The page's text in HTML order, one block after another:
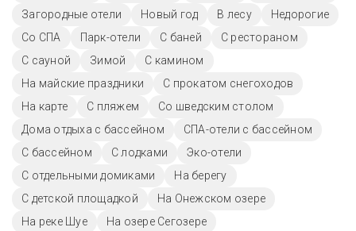
Загородные отели
Новый год В лесу
Недорогие
Со СПА
Парк-отели С баней
С рестораном
С сауной
Зимой
С камином
На майские праздники
С прокатом снегоходов
На карте
С пляжем
Со шведским столом
Дома отдыха с бассейном
СПА-отели с бассейном
С бассейном
С лодками
Эко-отели
С отдельными домиками
На берегу
С детской площадкой
На Онежском озере
На реке Шуе
На озере Сегозере